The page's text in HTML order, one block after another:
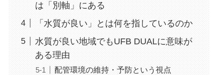
は「別軸」にある
「水質が良い」とは何を指しているのか
水質が良い地域でもUFB DUALに意味が
ある理由
配管環境の維持・予防という視点